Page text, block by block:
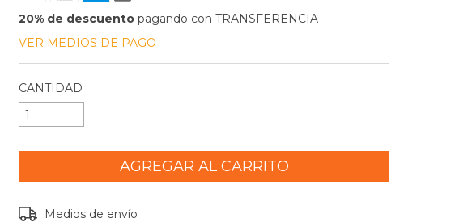
20% de descuento pagando con TRANSFERENCIA
VER MEDIOS DE PAGO
CANTIDAD
Entregas para el CP:
Medios de envío